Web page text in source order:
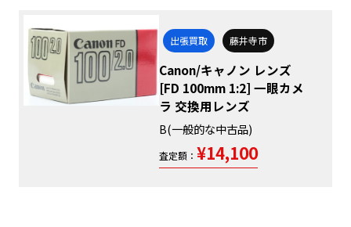
出張買取 藤井寺市
Canon/キャノン レンズ
[FD 100mm 1:2] 一眼カメ
ラ 交換用レンズ
B(一般的な中古品)
査定額： ¥14,100